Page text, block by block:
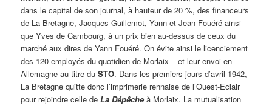
dans le capital de son journal, à hauteur de 20 %, des financeurs
de La Bretagne, Jacques Guillemot, Yann et Jean Fouéré ainsi
que Yves de Cambourg, à un prix bien au-dessus de ceux du
marché aux dires de Yann Fouéré. On évite ainsi le licenciement
des 120 employés du quotidien de Morlaix – et leur envoi en
Allemagne au titre du STO. Dans les premiers jours d’avril 1942,
La Bretagne quitte donc l’imprimerie rennaise de l’Ouest-Eclair
pour rejoindre celle deLa Dépêche à Morlaix. La mutualisation